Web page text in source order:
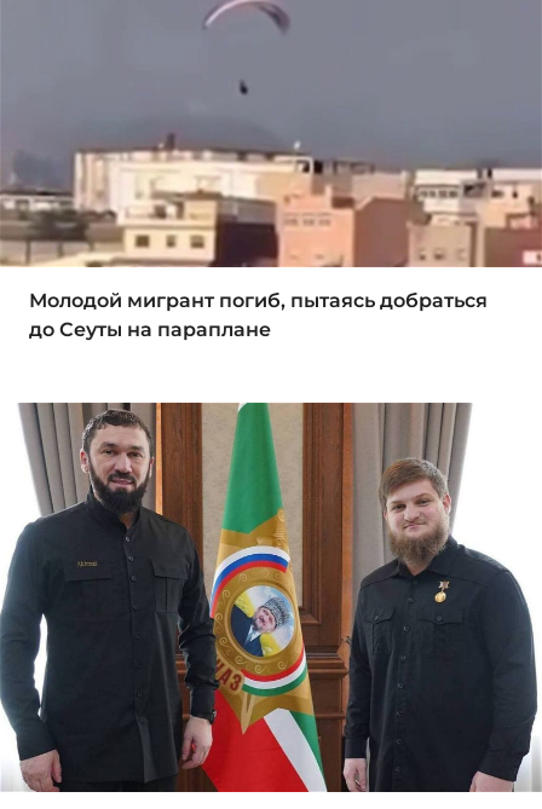
Молодой мигрант погиб, пытаясь добраться
до Сеуты на параплане